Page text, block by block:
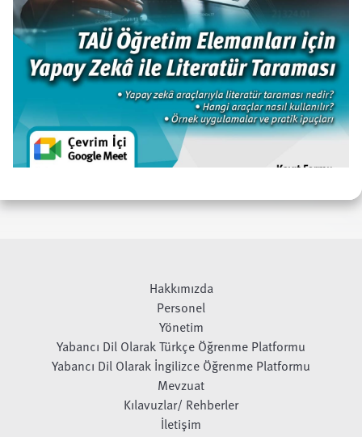
Hakkımızda
Personel
Yönetim
Yabancı Dil Olarak Türkçe Öğrenme Platformu
Yabancı Dil Olarak İngilizce Öğrenme Platformu
Mevzuat
Kılavuzlar/ Rehberler
İletişim